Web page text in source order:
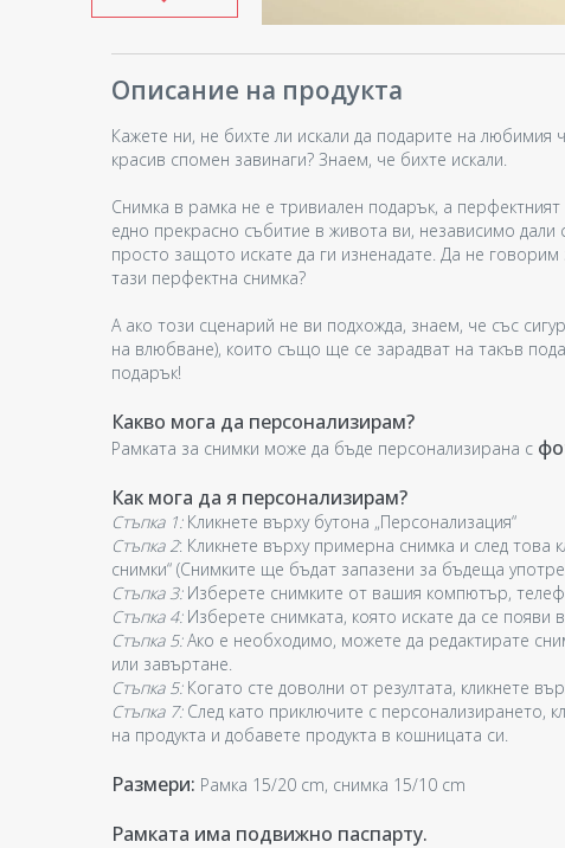
Описание на продукта
Кажете ни, не бихте ли искали да подарите на любимия
красив спомен завинаги? Знаем, че бихте искали.
Снимка в рамка не е тривиален подарък, а
едно прекрасно събитие в живота ви, независимо
просто защото искате да ги изненадате. Да не
тази перфектна снимка?
А ако този сценарий не ви подхожда, знаем, че със
на влюбване), които също ще се зарадват на такъв
подарък!
Какво мога да персонализирам?
Рамката за снимки може да бъде персонализирана с
Как мога да я персонализирам?
Стъпка 1:Кликнете върху бутона „Персонализация“
Стъпка 2: Кликнете върху примерна снимка и след това
снимки“ (Снимките ще бъдат запазени за бъдеща
Стъпка 3:Изберете снимките от вашия компютър,
Стъпка 4:Изберете снимката, която искате да се появи
Стъпка 5:Ако е необходимо, можете да редактирате
или завъртане.
Стъпка 5:Когато сте доволни от резултата, кликнете
Стъпка 7:След като приключите с персонализирането,
на продукта и добавете продукта в кошницата си.
Размери: Рамка 15/20 cm, снимка 15/10 cm
Рамката има подвижно паспарту.